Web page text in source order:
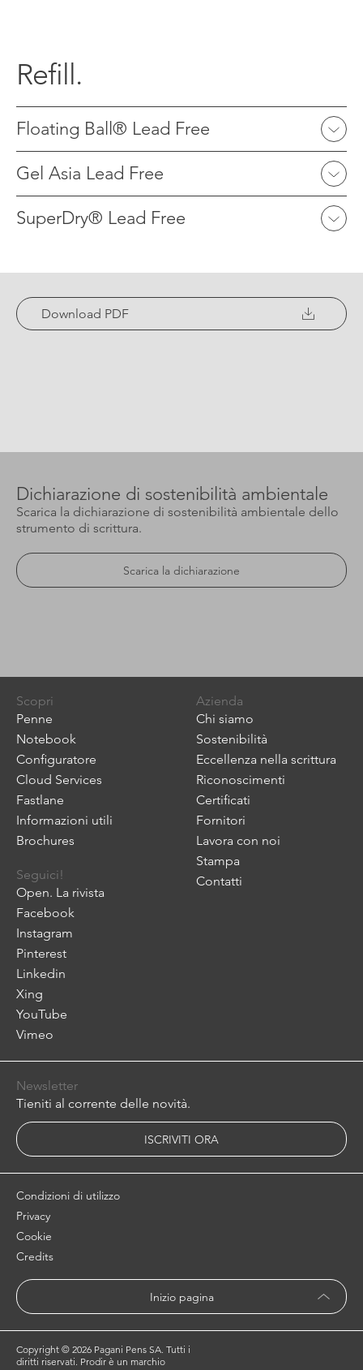
Refill.
Floating Ball® Lead Free
Gel Asia Lead Free
SuperDry® Lead Free
Download PDF
Dichiarazione di sostenibilità ambientale
Scarica la dichiarazione di sostenibilità ambientale dello
strumento di scrittura.
Scarica la dichiarazione
Scopri
Penne
Notebook
Configuratore
Cloud Services
Fastlane
Informazioni utili
Brochures
Azienda
Chi siamo
Sostenibilità
Eccellenza nella scrittura
Riconoscimenti
Certificati
Fornitori
Lavora con noi
Stampa
Contatti
Seguici!
Open. La rivista
Facebook
Instagram
Pinterest
Linkedin
Xing
YouTube
Vimeo
Newsletter
Tieniti al corrente delle novità.
ISCRIVITI ORA
Inizio pagina
Copyright © 2026 Pagani Pens SA. Tutti i
diritti riservati. Prodir è un marchio
Condizioni di utilizzo
Privacy
Cookie
Credits